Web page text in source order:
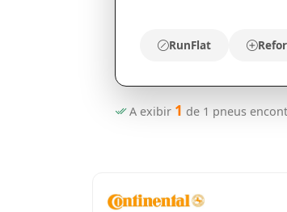
RunFlat
A exibir 1 de 1 pneus